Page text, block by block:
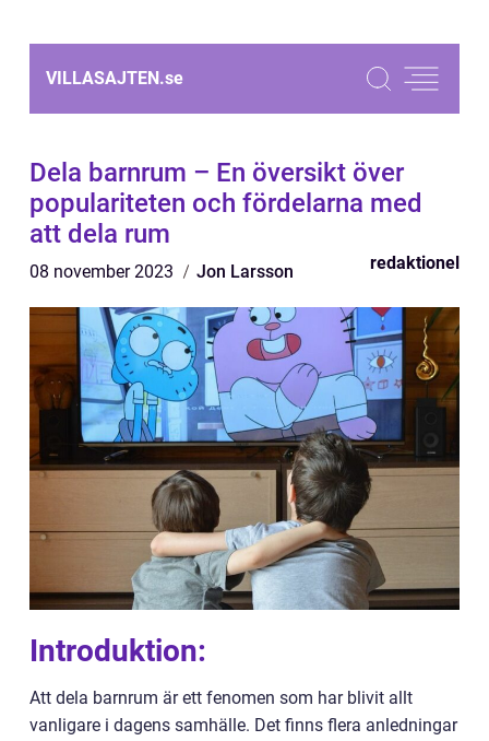
VILLASAJTEN.se
Dela barnrum – En översikt över
populariteten och fördelarna med
att dela rum
08 november 2023 Jon Larsson redaktionel
Introduktion:
Att dela barnrum är ett fenomen som har blivit allt
vanligare i dagens samhälle. Det finns flera anledningar